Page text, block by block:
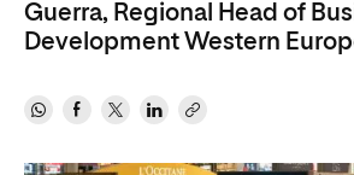
Guerra, Regional Head of
Development Western